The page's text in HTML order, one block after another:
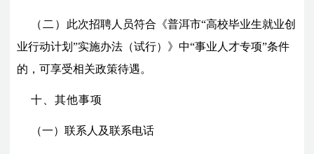
（二） 此次招聘人员符合《普洱市“高校毕业生就业创
业行动计划”实施办法（试行）》中“事业人才专项”条件
的，可享受相关政策待遇。
十、其他事项
（一）联系人及联系电话